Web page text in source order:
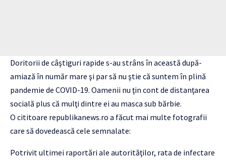
Doritorii de câştiguri rapide s-au strâns în această după-
amiază în număr mare şi par să nu ştie că suntem în plină
pandemie de COVID-19. Oamenii nu ţin cont de distanţarea
socială plus că mulţi dintre ei au masca sub bărbie.
O cititoare republikanews.ro a făcut mai multe fotografii
care să dovedească cele semnalate:
Potrivit ultimei raportări ale autorităţilor, rata de infectare